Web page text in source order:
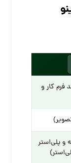
فرم کار و
و پلی‌استر